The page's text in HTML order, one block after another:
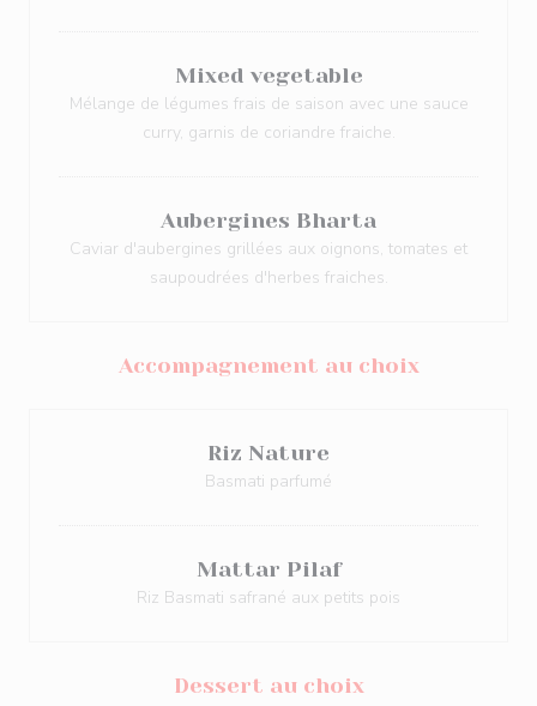
Mixed vegetable
Mélange de légumes frais de saison avec une sauce
curry, garnis de coriandre fraiche.
Aubergines Bharta
Caviar d'aubergines grillées aux oignons, tomates et
saupoudrées d'herbes fraiches.
Accompagnement au choix
Riz Nature
Basmati parfumé
Mattar Pilaf
Riz Basmati safrané aux petits pois
Dessert au choix